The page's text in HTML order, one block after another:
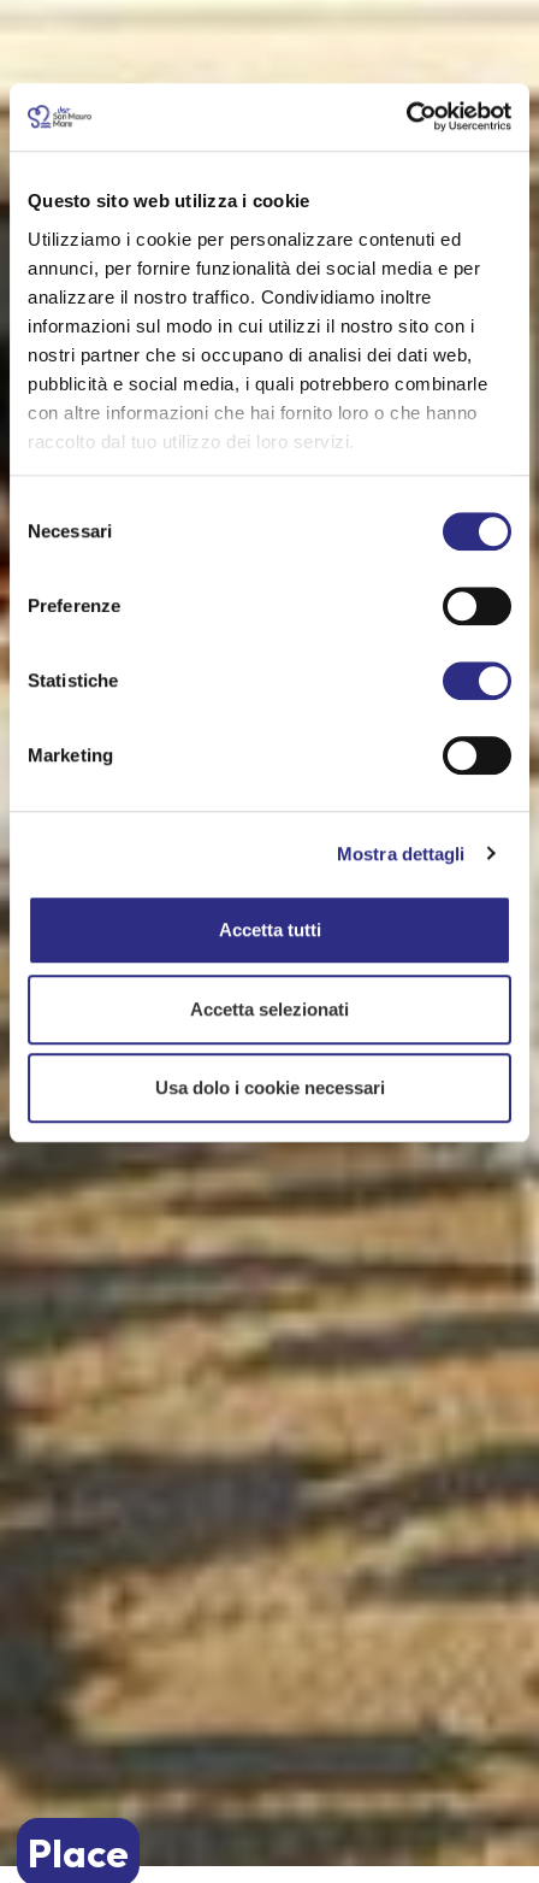
Questo sito web utilizza i cookie
Utilizziamo i cookie per personalizzare contenuti ed
annunci, per fornire funzionalità dei social media e per
analizzare il nostro traffico. Condividiamo inoltre
informazioni sul modo in cui utilizzi il nostro sito con i
nostri partner che si occupano di analisi dei dati web,
pubblicità e social media, i quali potrebbero combinarle
con altre informazioni che hai fornito loro o che hanno
raccolto dal tuo utilizzo dei loro servizi.
Selezione
delNecessari
Preferenze
Statistiche
Marketing
Mostra dettagli
Accetta tutti
Accetta selezionati
Usa dolo i cookie necessari
Place